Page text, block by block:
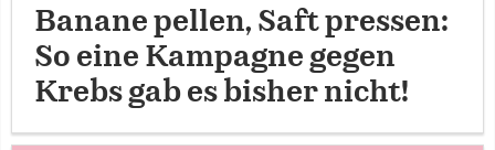
Banane pellen, Saft pressen:
So eine Kampagne gegen
Krebs gab es bisher nicht!